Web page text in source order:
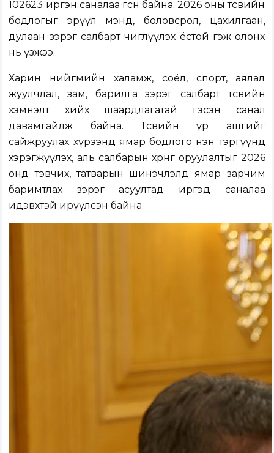
102623 иргэн саналаа өгcөн байна. 2026 оны төсвийн
бодлогыг эрүүл мэнд, боловсрол, цахилгаан,
дулаан зэрэг салбарт чиглүүлэх ёстой гэж олонх
нь үзжээ.
Харин нийгмийн халамж, соёл, спорт, аялал
жуулчлал, зам, барилга зэрэг салбарт төсвийн
хэмнэлт хийх шаардлагатай гэсэн санал
давамгайлж байна. Төсвийн үр ашгийг
сайжруулах хүрээнд ямар бодлого нэн тэргүүнд
хэрэгжүүлэх, аль салбарын хөрөнгө оруулалтыг 2026
онд тэвчих, татварын шинэчлэлд ямар зарчим
баримтлах зэрэг асуултад иргэд саналаа
идэвхтэй ирүүлсэн байна.